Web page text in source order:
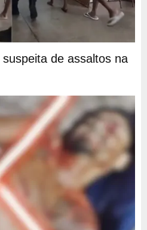
de assaltos na